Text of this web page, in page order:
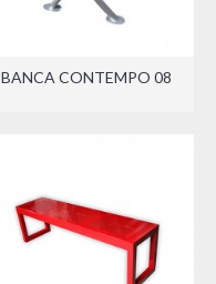
BANCA CONTEMPO 08